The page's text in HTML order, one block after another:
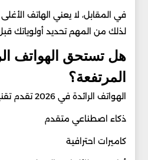
في المقابل، لا يعني الهاتف
لذلك من المهم تحديد أولوياتك
هل تستحق الهواتف
المرتفعة؟
الهواتف الرائدة في 2026 تقدم تقنيات متطورة جدًا تشمل:
ذكاء اصطناعي متقدم
كاميرات احترافية